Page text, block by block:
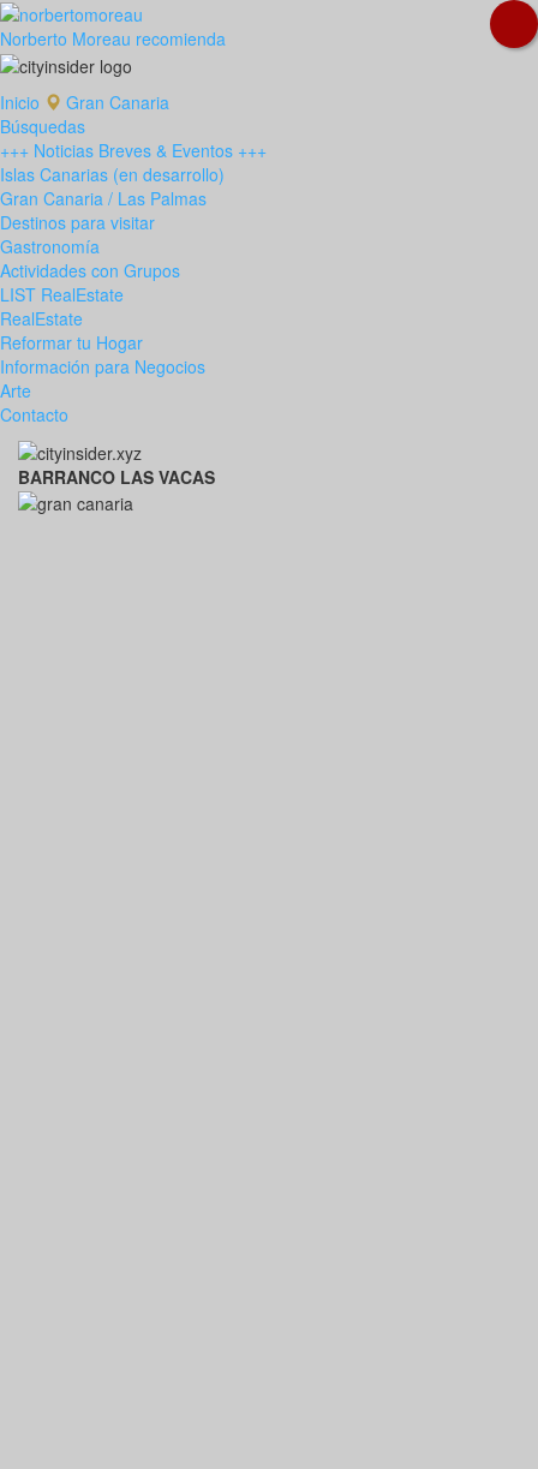
Norberto Moreau recomienda
Inicio
Gran Canaria
Búsquedas
+++ Noticias Breves & Eventos +++
Islas Canarias (en desarrollo)
Gran Canaria / Las Palmas
Destinos para visitar
Gastronomía
Actividades con Grupos
LIST RealEstate
RealEstate
Reformar tu Hogar
Información para Negocios
Arte
Contacto
BARRANCO LAS VACAS